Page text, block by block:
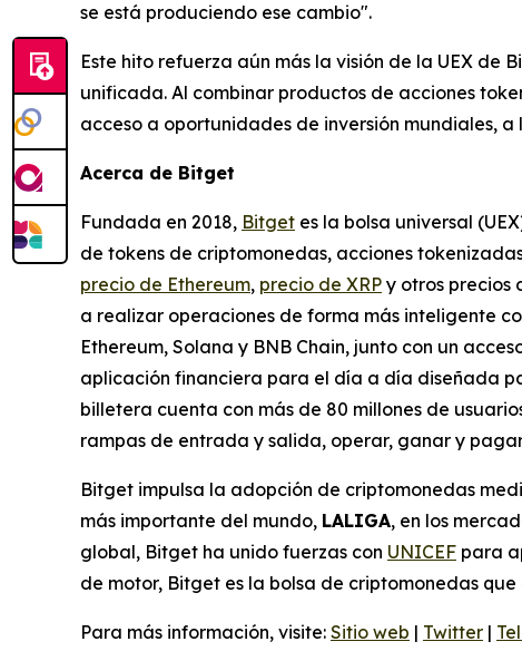
se está produciendo ese cambio".
Este hito refuerza aún más la visión de la UEX
unificada. Al combinar productos de acciones
acceso a oportunidades de inversión mundiales,
Acerca de Bitget
Fundada en 2018, Bitget es la bolsa universal
de tokens de criptomonedas, acciones
precio de Ethereum, precio de XRP y otros precios
a realizar operaciones de forma más inteligente
Ethereum, Solana y BNB Chain, junto con un
aplicación financiera para el día a día diseñada
billetera cuenta con más de 80 millones de
rampas de entrada y salida, operar, ganar y
Bitget impulsa la adopción de criptomonedas
más importante del mundo, LALIGA, en los
global, Bitget ha unido fuerzas con UNICEF para
de motor, Bitget es la bolsa de criptomonedas que
Para más información, visite: Sitio web | Twitter |